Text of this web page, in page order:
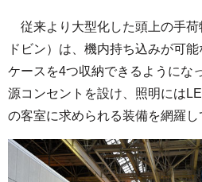
従来より大型化した頭上の手荷
ドビン）は、機内持ち込みが可
ケースを4つ収納できるようにな
源コンセントを設け、照明には
の客室に求められる装備を網羅し